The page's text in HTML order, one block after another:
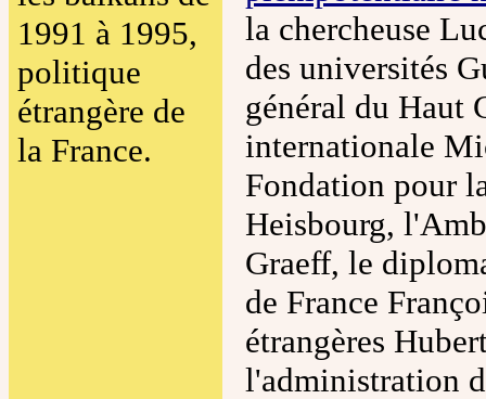
1991 à 1995,
politique
étrangère de
la France.
la chercheuse
des universités
général du Haut
internationale
Fondation pour
Heisbourg,
Graeff, le
de France
étrangères
l'administration